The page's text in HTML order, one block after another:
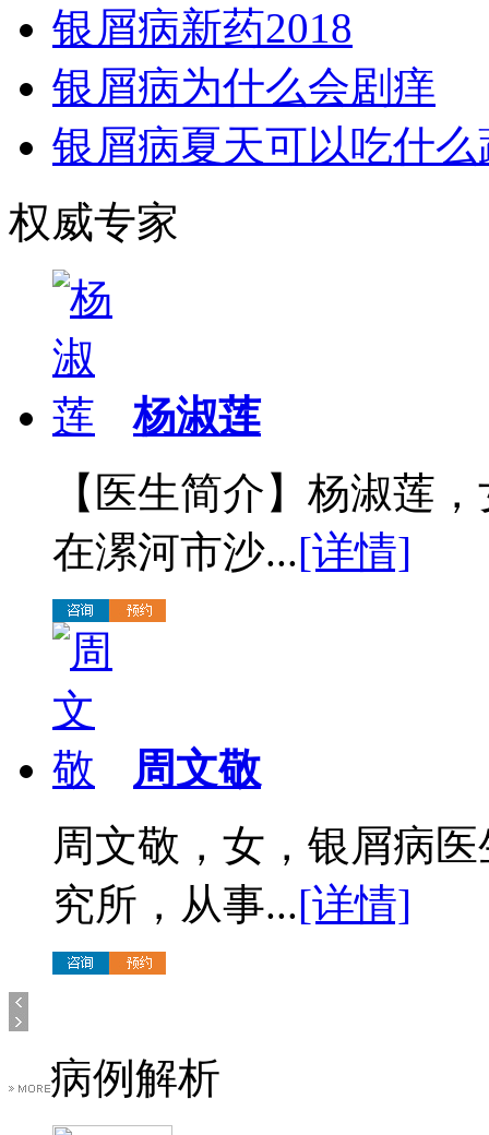
银屑病新药2018
银屑病为什么会剧痒
银屑病夏天可以吃什么
权威专家
杨淑莲
【医生简介】杨淑莲
在漯河市沙...[详情]
周文敬
周文敬，女，银屑病
究所，从事...[详情]
病例解析